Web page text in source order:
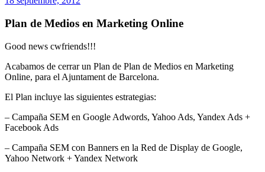
Plan de Medios en Marketing Online
Good news cwfriends!!!
Acabamos de cerrar un Plan de Plan de Medios en Marketing
Online, para el Ajuntament de Barcelona.
El Plan incluye las siguientes estrategias:
– Campaña SEM en Google Adwords, Yahoo Ads, Yandex Ads +
Facebook Ads
– Campaña SEM con Banners en la Red de Display de Google,
Yahoo Network + Yandex Network